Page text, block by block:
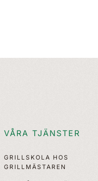
VÅRA TJÄNSTER
GRILLSKOLA HOS
GRILLMÄSTAREN